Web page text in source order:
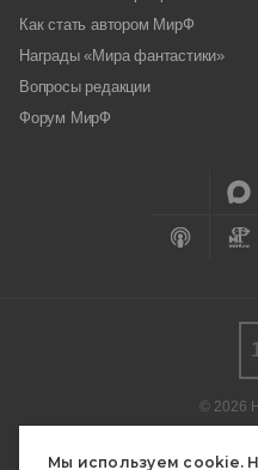
Мы используем cookie.
Как стать автором МирФ
Награды «Мира фантастики»
Вопросы редакции
Форум МирФ
© 2026